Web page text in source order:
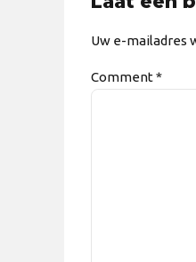
Uw e-mailadres
Comment*